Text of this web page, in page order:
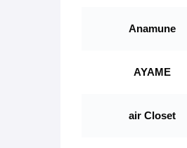
Anamune
AYAME
air Closet